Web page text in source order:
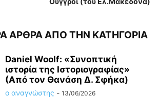
ΑΡΘΡΑ ΑΠΟ ΤΗΝ ΚΑΤΗΓΟΡΙΑ
Daniel Woolf: «Συνοπτική
ιστορία της Ιστοριογραφίας»
(Από τον Θανάση Δ. Σφήκα)
ο αναγνώστης - 13/06/2026